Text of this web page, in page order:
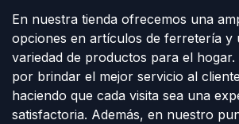
En nuestra tienda ofrecemos una
opciones en artículos de ferretería y
variedad de productos para el hogar.
por brindar el mejor servicio al
haciendo que cada visita sea una
satisfactoria. Además, en nuestro